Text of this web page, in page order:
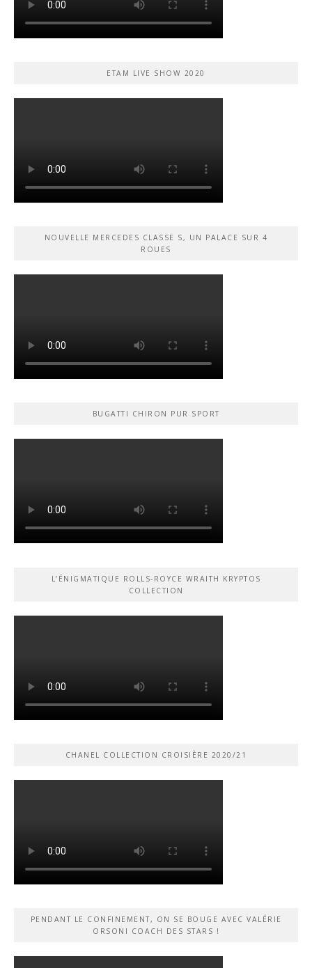
ETAM LIVE SHOW 2020
NOUVELLE MERCEDES CLASSE S, UN PALACE SUR 4
ROUES
BUGATTI CHIRON PUR SPORT
L’ÉNIGMATIQUE ROLLS-ROYCE WRAITH KRYPTOS
COLLECTION
CHANEL COLLECTION CROISIÈRE 2020/21
PENDANT LE CONFINEMENT, ON SE BOUGE AVEC VALÉRIE
ORSONI COACH DES STARS !